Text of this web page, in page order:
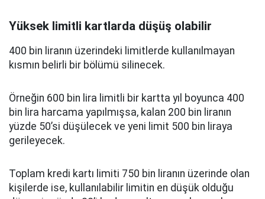
Yüksek limitli kartlarda düşüş olabilir
400 bin liranın üzerindeki limitlerde kullanılmayan
kısmın belirli bir bölümü silinecek.
Örneğin 600 bin lira limitli bir kartta yıl boyunca 400
bin lira harcama yapılmışsa, kalan 200 bin liranın
yüzde 50’si düşülecek ve yeni limit 500 bin liraya
gerileyecek.
Toplam kredi kartı limiti 750 bin liranın üzerinde olan
kişilerde ise, kullanılabilir limitin en düşük olduğu